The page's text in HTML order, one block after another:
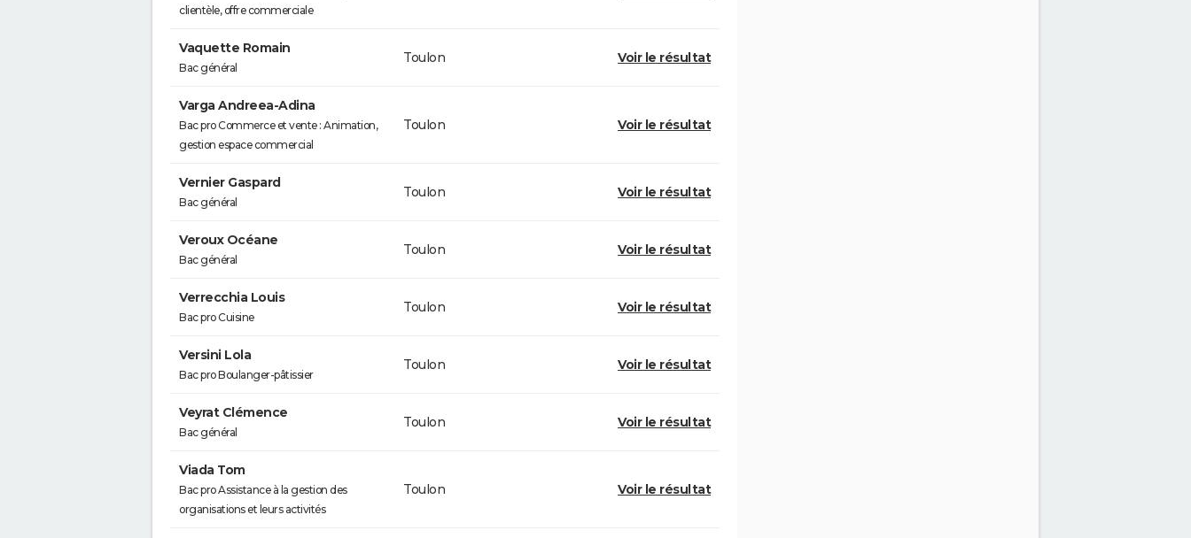
clientèle, offre commerciale
Vaquette Romain
Bac général
Toulon Voir le résultat
Varga Andreea-Adina
Bac pro Commerce et vente : Animation,
gestion espace commercial
Toulon Voir le résultat
Vernier Gaspard
Bac général
Toulon Voir le résultat
Veroux Océane
Bac général
Toulon Voir le résultat
Verrecchia Louis
Bac pro Cuisine
Toulon Voir le résultat
Versini Lola
Bac pro Boulanger-pâtissier
Toulon Voir le résultat
Veyrat Clémence
Bac général
Toulon Voir le résultat
Viada Tom
Bac pro Assistance à la gestion des
organisations et leurs activités
Toulon Voir le résultat